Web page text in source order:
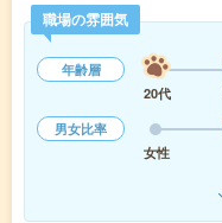
職場の雰囲気
年齢層
20代
男女比率
女性